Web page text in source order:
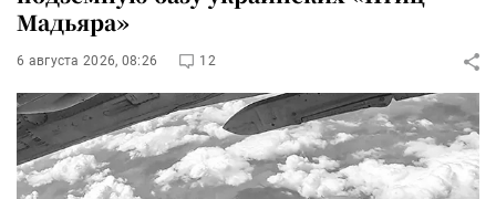
Мадьяра»
6 августа 2026, 08:26 12